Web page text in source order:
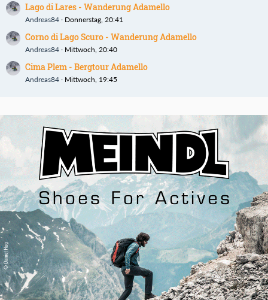
Lago di Lares - Wanderung Adamello
Andreas84 Donnerstag, 20:41
Corno di Lago Scuro - Wanderung Adamello
Andreas84 Mittwoch, 20:40
Cima Plem - Bergtour Adamello
Andreas84 Mittwoch, 19:45